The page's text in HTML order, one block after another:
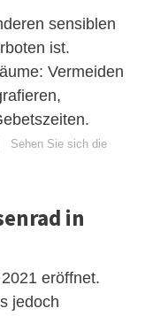
sensiblen
ist.
Vermeiden
Sehen Sie sich die
in
eröffnet.
jedoch